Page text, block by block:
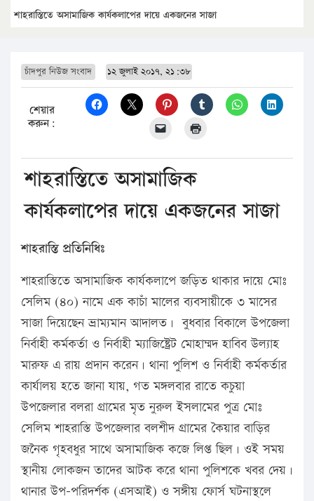
শাহরাস্তিতে অসামাজিক কার্যকলাপের দায়ে একজনের সাজা
চাঁদপুর নিউজ সংবাদ ১২ জুলাই ২০১৭, ২১:৩৮
শেয়ার
করুন:
শাহরাস্তিতে অসামাজিক
কার্যকলাপের দায়ে একজনের সাজা
শাহরাস্তি প্রতিনিধিঃ
শাহরাস্তিতে অসামাজিক কার্যকলাপে জড়িত থাকার দায়ে মোঃ
সেলিম (৪০) নামে এক কাচাঁ মালের ব্যবসায়ীকে ৩ মাসের
সাজা দিয়েছেন ভ্রাম্যমান আদালত। বুধবার বিকালে উপজেলা
নির্বাহী কর্মকর্তা ও নির্বাহী ম্যাজিষ্ট্রেট মোহাম্মদ হাবিব উল্যাহ
মারুফ এ রায় প্রদান করেন। থানা পুলিশ ও নির্বাহী কর্মকর্তার
কার্যালয় হতে জানা যায়, গত মঙ্গলবার রাতে কচুয়া
উপজেলার বলরা গ্রামের মৃত নুরুল ইসলামের পুত্র মোঃ
সেলিম শাহরাস্তি উপজেলার বলশীদ গ্রামের কৈয়ার বাড়ির
জনৈক গৃহবধুর সাথে অসামাজিক কজে লিপ্ত ছিল। ওই সময়
স্থানীয় লোকজন তাদের আটক করে থানা পুলিশকে খবর দেয়।
থানার উপ-পরিদর্শক (এসআই) ও সঙ্গীয় ফোর্স ঘটনাস্থলে